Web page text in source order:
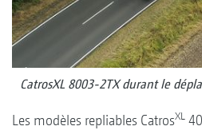
CatrosXL 8003-2TX durant le
Les modèles repliables CatrosXL